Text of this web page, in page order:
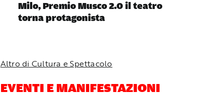
Milo, Premio Musco 2.0 il teatro
torna protagonista
Altro di Cultura e Spettacolo
EVENTI E MANIFESTAZIONI